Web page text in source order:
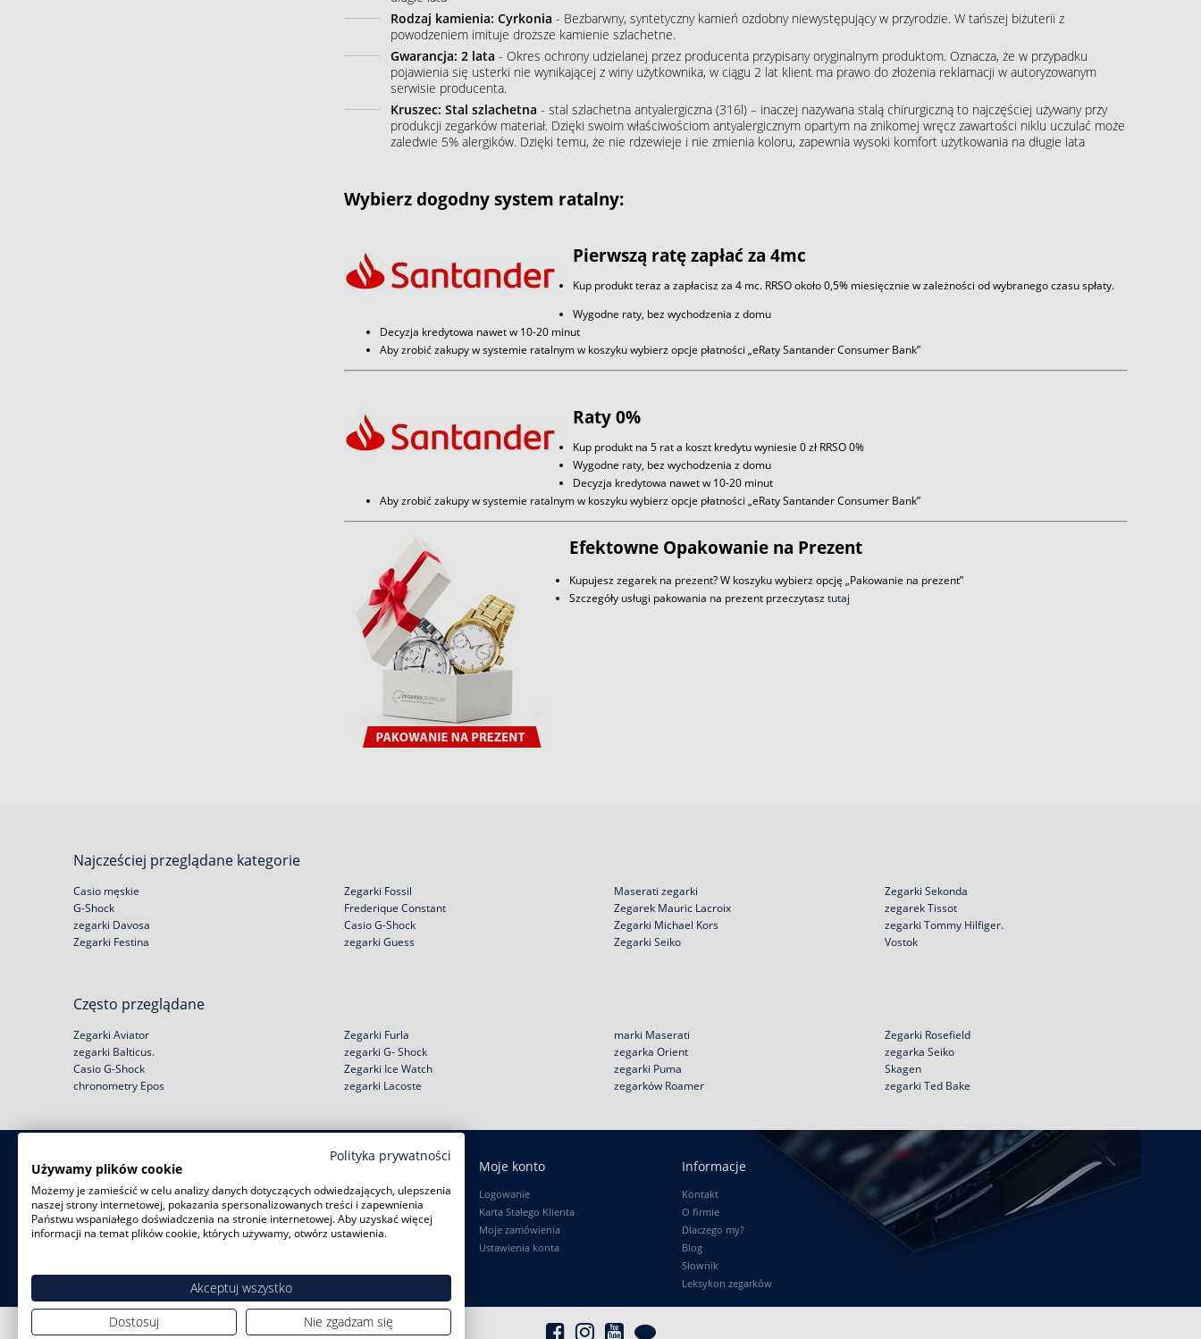
Rodzaj kamienia: Cyrkonia - Bezbarwny, syntetyczny kamień ozdobny niewystępujący w przyrodzie. W tańszej biżuterii z
powodzeniem imituje droższe kamienie szlachetne.
Gwarancja: 2 lata - Okres ochrony udzielanej przez producenta przypisany oryginalnym produktom. Oznacza, że w przypadku
pojawienia się usterki nie wynikającej z winy użytkownika, w ciągu 2 lat klient ma prawo do złożenia reklamacji w autoryzowanym
serwisie producenta.
Kruszec: Stal szlachetna - stal szlachetna antyalergiczna (316l) – inaczej nazywana stalą chirurgiczną to najczęściej używany przy
produkcji zegarków materiał. Dzięki swoim właściwościom antyalergicznym opartym na znikomej wręcz zawartości niklu uczulać może
zaledwie 5% alergików. Dzięki temu, że nie rdzewieje i nie zmienia koloru, zapewnia wysoki komfort użytkowania na długie lata
Wybierz dogodny system ratalny:
Pierwszą ratę zapłać za 4mc
Kup produkt teraz a zapłacisz za 4 mc. RRSO około 0,5% miesięcznie w zależności od wybranego czasu spłaty.
Wygodne raty, bez wychodzenia z domu
Decyzja kredytowa nawet w 10-20 minut
Aby zrobić zakupy w systemie ratalnym w koszyku wybierz opcje płatności „eRaty Santander Consumer Bank”
Raty 0%
Kup produkt na 5 rat a koszt kredytu wyniesie 0 zł RRSO 0%
Wygodne raty, bez wychodzenia z domu
Decyzja kredytowa nawet w 10-20 minut
Aby zrobić zakupy w systemie ratalnym w koszyku wybierz opcje płatności „eRaty Santander Consumer Bank”
Efektowne Opakowanie na Prezent
Kupujesz zegarek na prezent? W koszyku wybierz opcję „Pakowanie na prezent”
Szczegóły usługi pakowania na prezent przeczytasztutaj
Najcześciej przeglądane kategorie
Casio męskie
G-Shock
zegarki Davosa
Zegarki Festina
Zegarki Fossil
Frederique Constant
Casio G-Shock
zegarki Guess
Maserati zegarki
Zegarek Mauric Lacroix
Zegarki Michael Kors
Zegarki Seiko
Zegarki Sekonda
zegarek Tissot
zegarki Tommy Hilfiger.
Vostok
Często przeglądane
Zegarki Aviator
zegarki Balticus.
Casio G-Shock
chronometry Epos
Zegarki Furla
zegarki G- Shock
Zegarki Ice Watch
zegarki Lacoste
marki Maserati
zegarka Orient
zegarki Puma
zegarków Roamer
Zegarki Rosefield
zegarka Seiko
Skagen
zegarki Ted Bake
Zakupy
Zwroty i wymiany
Negocjacja ceny
Rabat na start!
Reklamacje
Regulamin
Jak kupić na raty?
Zużyty sprzęt
Moje konto
Logowanie
Karta Stałego Klienta
Moje zamówienia
Ustawienia konta
Informacje
Kontakt
O firmie
Dlaczego my?
Blog
Słownik
Leksykon zegarków
Polityka prywatności
Używamy plików cookie
Możemy je zamieścić w celu analizy danych dotyczących odwiedzających, ulepszenia
naszej strony internetowej, pokazania spersonalizowanych treści i zapewnienia
Państwu wspaniałego doświadczenia na stronie internetowej. Aby uzyskać więcej
informacji na temat plików cookie, których używamy, otwórz ustawienia.
Akceptuj wszystko
Dostosuj
Nie zgadzam się